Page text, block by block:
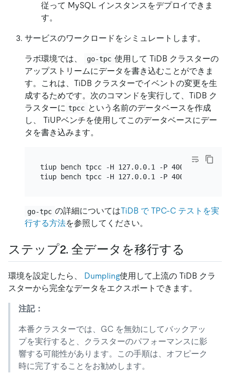
従って MySQL インスタンスをデプロイできま
す。
サービスのワークロードをシミュレートします。
ラボ環境では、 go-tpc 使用して TiDB クラスターの
アップストリームにデータを書き込むことができま
す。これは、TiDB クラスターでイベントの変更を生
成するためです。次のコマンドを実行して、TiDB ク
ラスターに tpcc という名前のデータベースを作成
し、 TiUPベンチを使用してこのデータベースにデー
タを書き込みます。
tiup bench tpcc -H 127.0.0.1 -P 4000 -D tpcc --
tiup bench tpcc -H 127.0.0.1 -P 4000 -D tpcc
go-tpc の詳細についてはTiDB で TPC-C テストを実
行する方法を参照してください。
ステップ2. 全データを移行する
環境を設定したら、 Dumpling使用して上流の TiDB クラ
スターから完全なデータをエクスポートできます。
注記：
本番クラスターでは、GC を無効にしてバックアッ
プを実行すると、クラスターのパフォーマンスに影
響する可能性があります。この手順は、オフピーク
時に完了することをお勧めします。